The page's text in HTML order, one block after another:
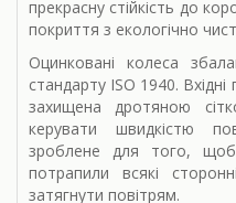
прекрасну стійкість до
покриття з екологічно
Оцинковані колеса
стандарту ISO 1940.
захищена дротяною
керувати швидкістю
зроблене для того,
потрапили всякі
затягнути повітрям.